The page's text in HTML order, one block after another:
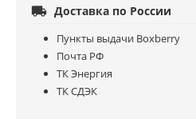
 Доставка по России
Пункты выдачи Boxberry
Почта РФ
ТК Энергия
ТК СДЭК